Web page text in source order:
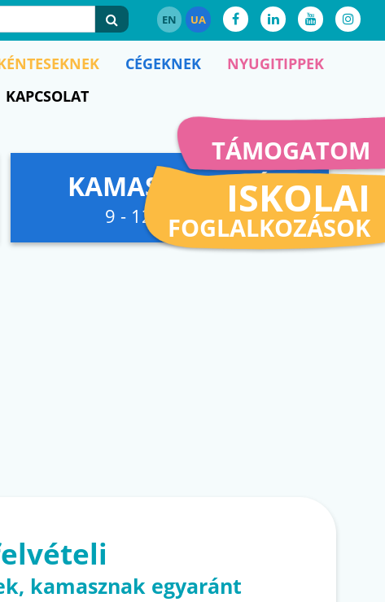
EN UA
TÁMOGATOM
ISKOLAI
FOGLALKOZÁSOK
CÉGEKNEK
NYUGITIPPEK
KAPCSOLAT
KAMASZFESZKÓ
9 - 12. osztályig
kamasznak egyaránt